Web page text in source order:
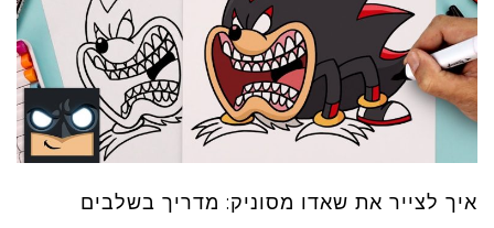
איך לצייר את שאדו מסוניק: מדריך בשלבים